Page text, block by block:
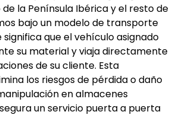
la Península Ibérica y el resto de
bajo un modelo de transporte
significa que el vehículo asignado
su material y viaja directamente
de su cliente. Esta
los riesgos de pérdida o daño
en almacenes
un servicio puerta a puerta